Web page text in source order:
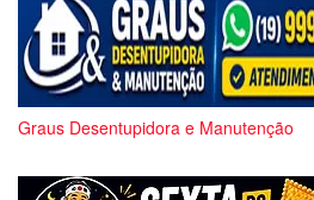
Graus Desentupidora e Manutenção